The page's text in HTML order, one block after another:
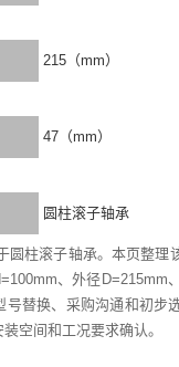
215（mm）
47（mm）
圆柱滚子轴承
圆柱滚子轴承。本页整理
、外径D=215mm
号替换、采购沟通和初步
空间和工况要求确认。